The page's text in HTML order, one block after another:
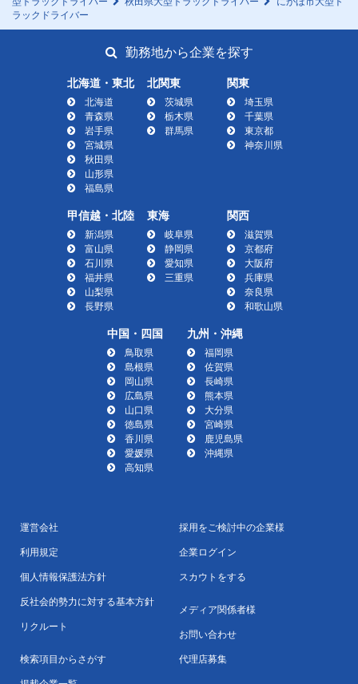
ラックドライバー
勤務地から企業を探す
北海道・東北
北海道
青森県
岩手県
宮城県
秋田県
山形県
福島県
北関東
茨城県
栃木県
群馬県
関東
埼玉県
千葉県
東京都
神奈川県
甲信越・北陸
新潟県
富山県
石川県
福井県
山梨県
長野県
東海
岐阜県
静岡県
愛知県
三重県
関西
滋賀県
京都府
大阪府
兵庫県
奈良県
和歌山県
中国・四国
鳥取県
島根県
岡山県
広島県
山口県
徳島県
香川県
愛媛県
高知県
九州・沖縄
福岡県
佐賀県
長崎県
熊本県
大分県
宮崎県
鹿児島県
沖縄県
運営会社
利用規定
個人情報保護法方針
反社会的勢力に対する基本方針
リクルート
検索項目からさがす
採用をご検討中の企業様
企業ログイン
スカウトをする
メディア関係者様
お問い合わせ
代理店募集